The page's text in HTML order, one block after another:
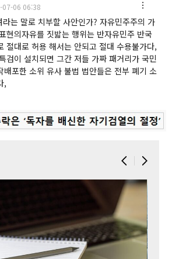
07-06 06:38
라는 말로 치부할 사안인가? 자유민주주의 가
현의자유를 짓밟는 행위는 반자유민주 반국
절대로 허용 해서는 안되고 절대 수용불가다,
검이 설치되면 그간 저들 가짜 패거리가 국민
배포한 소위 유사 불법 법안들은 전부 폐기 소
,